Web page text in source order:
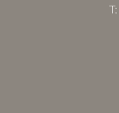
T: